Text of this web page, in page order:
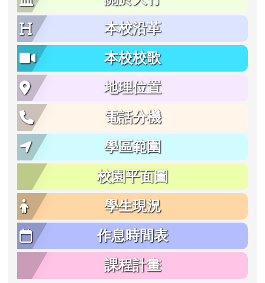
本校沿革
本校校歌
地理位置
電話分機
學區範圍
校園平面圖
學生現況
作息時間表
課程計畫